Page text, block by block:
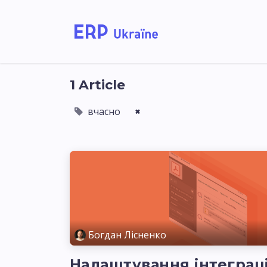
1 Article
вчасно ×
Богдан Лісненко